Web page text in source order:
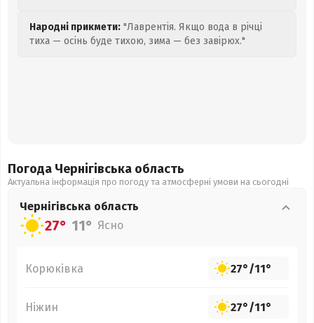
Народні прикмети: "Лаврентія. Якщо вода в річці
тиха — осінь буде тихою, зима — без завірюх."
Погода Чернігівська область
Актуальна інформація про погоду та атмосферні умови на сьогодні
Чернігівська область
27° 11° Ясно
Корюківка 27°/11°
Ніжин 27°/11°